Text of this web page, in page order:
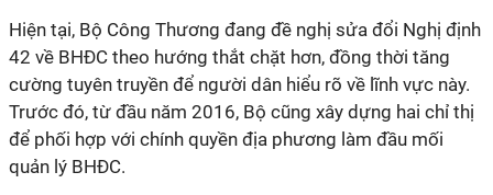
Hiện tại, Bộ Công Thương đang đề nghị sửa đổi Nghị định
42 về BHĐC theo hướng thắt chặt hơn, đồng thời tăng
cường tuyên truyền để người dân hiểu rõ về lĩnh vực này.
Trước đó, từ đầu năm 2016, Bộ cũng xây dựng hai chỉ thị
để phối hợp với chính quyền địa phương làm đầu mối
quản lý BHĐC.